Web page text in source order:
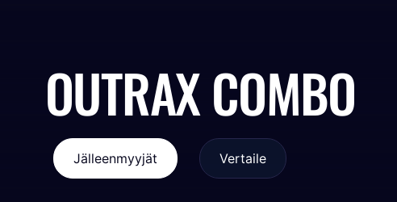
OUTRAX COMBO
Jälleenmyyjät Vertaile